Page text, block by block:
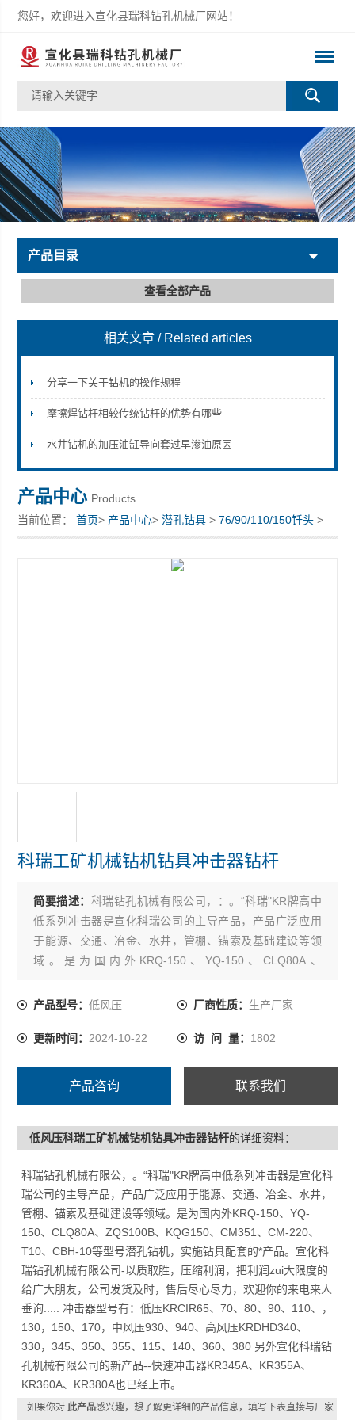
您好，欢迎进入宣化县瑞科钻孔机械厂网站！
宣化县瑞科钻孔机械厂
产品目录
查看全部产品
相关文章 / Related articles
分享一下关于钻机的操作规程
摩擦焊钻杆相较传统钻杆的优势有哪些
水井钻机的加压油缸导向套过早渗油原因
产品中心 Products
当前位置：首页> 产品中心>潜孔钻具 >76/90/110/150钎头 >
科瑞工矿机械钻机钻具冲击器钻杆
科瑞工矿机械钻机钻具冲击器钻杆
简要描述： 科瑞钻孔机械有限公司，：。“科瑞"KR牌高中
低系列冲击器是宣化科瑞公司的主导产品，产品广泛应用
于能源、交通、冶金、水井，管棚、锚索及基础建设等领
域。是为国内外KRQ-150、YQ-150、CLQ80A、
等型号潜孔钻机，实施钻具配套的*产品。宣化科瑞钻孔机
产品型号：低风压 厂商性质： 生产厂家
更新时间： 2024-10-22 访 问 量： 1802
产品咨询 联系我们
低风压科瑞工矿机械钻机钻具冲击器钻杆的详细资料：
科瑞钻孔机械有限公，。“科瑞"KR牌高中低系列冲击器是宣化科
瑞公司的主导产品，产品广泛应用于能源、交通、冶金、水井，
管棚、锚索及基础建设等领域。是为国内外KRQ-150、YQ-
150、CLQ80A、ZQS100B、KQG150、CM351、CM-220、
T10、CBH-10等型号潜孔钻机，实施钻具配套的*产品。宣化科
瑞钻孔机械有限公司-以质取胜，压缩利润，把利润zui大限度的
给广大朋友，公司发货及时，售后尽心尽力，欢迎你的来电来人
垂询..... 冲击器型号有：低压KRCIR65、70、80、90、110、，
130，150、170，中风压930、940、高风压KRDHD340、
330，345、350、355、115、140、360、380 另外宣化科瑞钻
孔机械有限公司的新产品--快速冲击器KR345A、KR355A、
KR360A、KR380A也已经上市。
如果你对此产品感兴趣，想了解更详细的产品信息，填写下表直接与厂家